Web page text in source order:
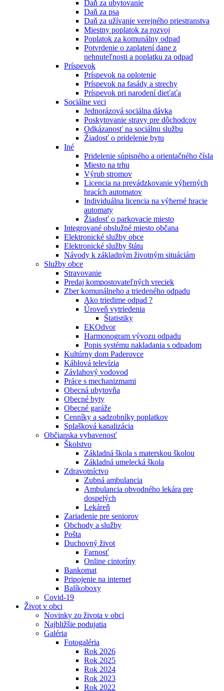
Daň za ubytovanie
Daň za psa
Daň za užívanie verejného priestranstva
Miestny poplatok za rozvoj
Poplatok za komunálny odpad
Potvrdenie o zaplatení dane z
nehnuteľnosti a poplatku za odpad
Príspevok
Príspevok na oplotenie
Príspevok na fasády a strechy
Príspevok pri narodení dieťaťa
Sociálne veci
Jednorázová sociálna dávka
Poskytovanie stravy pre dôchodcov
Odkázanosť na sociálnu službu
Žiadosť o pridelenie bytu
Iné
Pridelenie súpisného a orientačného čísla
Miesto na trhu
Výrub stromov
Licencia na prevádzkovanie výherných
hracích automatov
Individuálna licencia na výherné hracie
automaty
Žiadosť o parkovacie miesto
Integrované obslužné miesto občana
Elektronické služby obce
Elektronické služby štátu
Návody k základným životným situáciám
Služby obce
Stravovanie
Predaj kompostovateľných vreciek
Zber komunálneho a triedeného odpadu
Ako triedime odpad ?
Úroveň vytriedenia
Štatistiky
EKOdvor
Harmonogram vývozu odpadu
Popis systému nakladania s odpadom
Kultúrny dom Paderovce
Káblová televízia
Závlahový vodovod
Práce s mechanizmami
Obecná ubytovňa
Obecné byty
Obecné garáže
Cenníky a sadzobníky poplatkov
Splašková kanalizácia
Občianska vybavenosť
Školstvo
Základná škola s materskou školou
Základná umelecká škola
Zdravotníctvo
Zubná ambulancia
Ambulancia obvodného lekára pre
dospelých
Lekáreň
Zariadenie pre seniorov
Obchody a služby
Pošta
Duchovný život
Farnosť
Online cintoríny
Bankomat
Pripojenie na internet
Balíkoboxy
Covid-19
Život v obci
Novinky zo života v obci
Najbližšie podujatia
Galéria
Fotogaléria
Rok 2026
Rok 2025
Rok 2024
Rok 2023
Rok 2022